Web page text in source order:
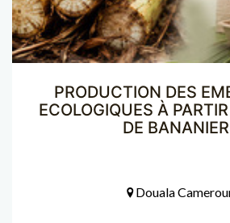
PRODUCTION DES
ECOLOGIQUES À
DE
Douala